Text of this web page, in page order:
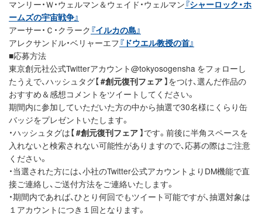
マンリー・Ｗ・ウェルマン＆ウェイド・ウェルマン『シャーロック・ホ
ームズの宇宙戦争』
アーサー・Ｃ・クラーク 『イルカの島』
アレクサンドル・ベリャーエフ『ドウエル教授の首』
■応募方法
東京創元社公式Twitterアカウント@tokyosogensha をフォローし
たうえで、ハッシュタグ【#創元復刊フェア】をつけ、選んだ作品の
おすすめ＆感想コメントをツイートしてください。
期間内に参加していただいた方の中から抽選で30名様にくらり缶
バッジをプレゼントいたします。
・ハッシュタグは【#創元復刊フェア】です。前後に半角スペースを
入れないと検索されない可能性がありますので、応募の際はご注意
ください。
・当選された方には、小社のTwitter公式アカウントよりDM機能で直
接ご連絡し、ご送付方法をご連絡いたします。
・期間内であれば、ひとり何回でもツイート可能ですが、抽選対象は
１アカウントにつき１回となります。